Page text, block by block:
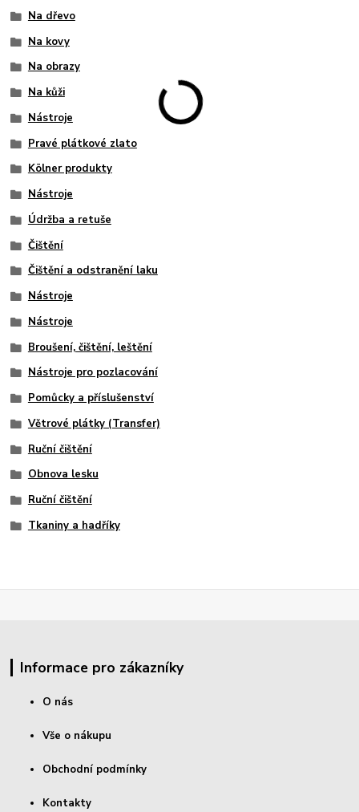
Na dřevo
Na kovy
Na obrazy
Na kůži
Nástroje
Pravé plátkové zlato
Kölner produkty
Nástroje
Údržba a retuše
Čištění
Čištění a odstranění laku
Nástroje
Nástroje
Broušení, čištění, leštění
Nástroje pro pozlacování
Pomůcky a příslušenství
Větrové plátky (Transfer)
Ruční čištění
Obnova lesku
Ruční čištění
Tkaniny a hadříky
Informace pro zákazníky
O nás
Vše o nákupu
Obchodní podmínky
Kontakty